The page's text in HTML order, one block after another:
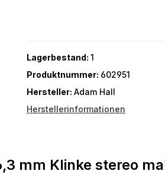
Lagerbestand: 1
Produktnummer: 602951
Hersteller: Adam Hall
Herstellerinformationen
mm Klinke stereo